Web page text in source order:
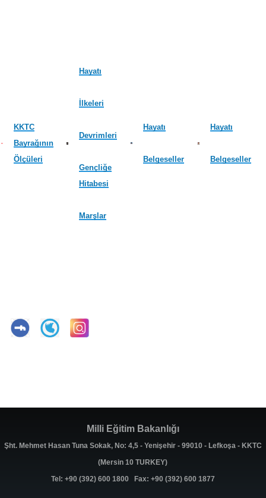
KKTC
Bayrağının
Ölçüleri
Hayatı
İlkeleri
Devrimleri
Gençliğe
Hitabesi
Marşlar
Hayatı
Belgeseller
Hayatı
Belgeseller
Milli Eğitim Bakanlığı
Şht. Mehmet Hasan Tuna Sokak, No: 4,5 - Yenişehir - 99010 - Lefkoşa - KKTC
(Mersin 10 TURKEY)
Tel: +90 (392) 600 1800 Fax: +90 (392) 600 1877